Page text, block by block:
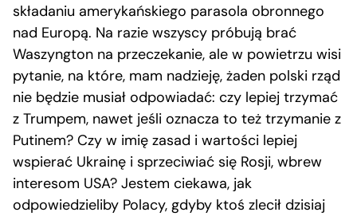
składaniu amerykańskiego parasola obronnego
nad Europą. Na razie wszyscy próbują brać
Waszyngton na przeczekanie, ale w powietrzu wisi
pytanie, na które, mam nadzieję, żaden polski rząd
nie będzie musiał odpowiadać: czy lepiej trzymać
z Trumpem, nawet jeśli oznacza to też trzymanie z
Putinem? Czy w imię zasad i wartości lepiej
wspierać Ukrainę i sprzeciwiać się Rosji, wbrew
interesom USA? Jestem ciekawa, jak
odpowiedzieliby Polacy, gdyby ktoś zlecił dzisiaj